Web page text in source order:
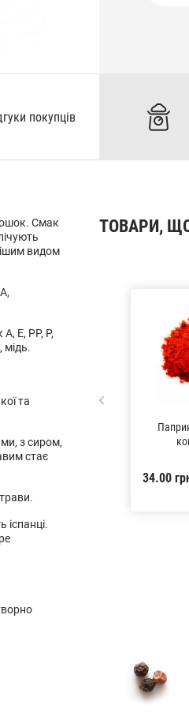
покупців
Смак
видом
А, Е, РР, Р,
мідь.
та
з сиром,
стає
іспанці.
ТОВАРИ,
34.00